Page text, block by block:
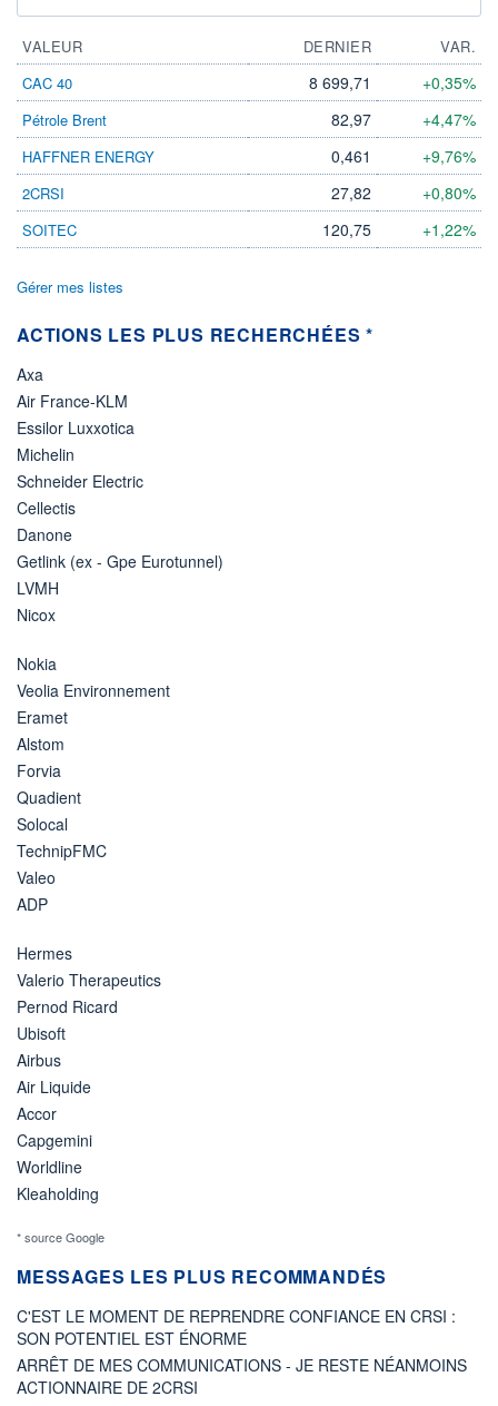
VALEUR DERNIER
VAR.
CAC 40
8 699,71 +0,35%
Pétrole Brent 82,97 +4,47%
HAFFNER ENERGY 0,461 +9,76%
2CRSI 27,82 +0,80%
SOITEC 120,75 +1,22%
Gérer mes listes
ACTIONS LES PLUS RECHERCHÉES *
Axa
Air France-KLM
Essilor Luxxotica
Michelin
Schneider Electric
Cellectis
Danone
Getlink (ex - Gpe Eurotunnel)
LVMH
Nicox
Nokia
Veolia Environnement
Eramet
Alstom
Forvia
Quadient
Solocal
TechnipFMC
Valeo
ADP
Hermes
Valerio Therapeutics
Pernod Ricard
Ubisoft
Airbus
Air Liquide
Accor
Capgemini
Worldline
Kleaholding
* source Google
MESSAGES LES PLUS RECOMMANDÉS
C'EST LE MOMENT DE REPRENDRE CONFIANCE EN CRSI :
SON POTENTIEL EST ÉNORME
ARRÊT DE MES COMMUNICATIONS - JE RESTE NÉANMOINS
ACTIONNAIRE DE 2CRSI